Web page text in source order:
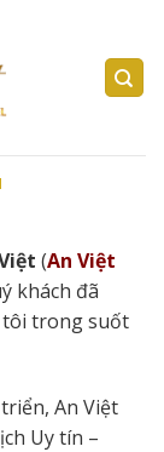
(An Việt
khách đã
tôi trong suốt
An Việt
Uy tín –